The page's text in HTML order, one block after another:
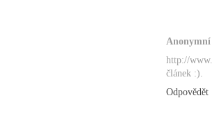
Anonymní
http://
článek :).
Odpovědět